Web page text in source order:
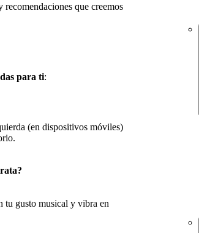
que creemos
para ti:
(en dispositivos móviles)
tu gusto musical y vibra en